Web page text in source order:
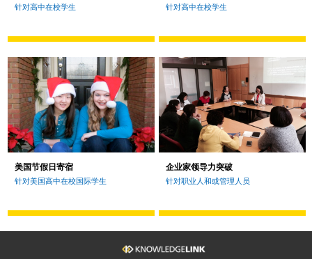
针对高中在校学生 针对高中在校学生
美国节假日寄宿
针对美国高中在校国际学生
企业家领导力突破
针对职业人和或管理人员